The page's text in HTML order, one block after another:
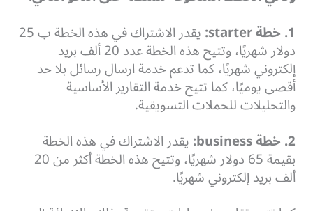
1. خطة
starter
: يقدر الاشتراك في هذه الخطة ب 25
دولار شهريًا، وتتيح هذه الخطة عدد 20 ألف بريد
إلكتروني شهريًا، كما تدعم خدمة ارسال رسائل بلا حد
أقصى يوميًا، كما تتيح خدمة التقارير الأساسية
والتحليلات للحملات التسويقية.
2. خطة
business
:يقدر الاشتراك في هذه الخطة
بقيمة 65 دولار شهريًا، وتتيح هذه الخطة أكثر من 20
ألف بريد إلكتروني شهريًا.